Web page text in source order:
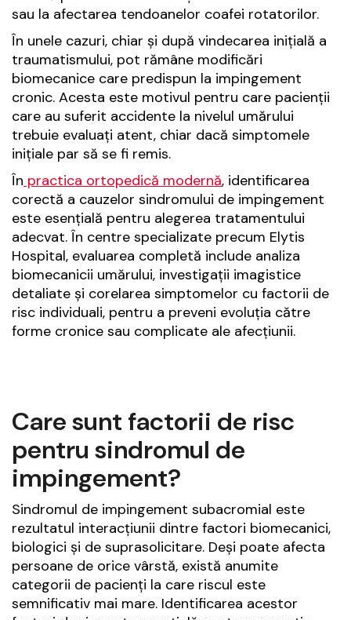
sau la afectarea tendoanelor coafei rotatorilor.
În unele cazuri, chiar și după vindecarea inițială a
traumatismului, pot rămâne modificări
biomecanice care predispun la impingement
cronic. Acesta este motivul pentru care pacienții
care au suferit accidente la nivelul umărului
trebuie evaluați atent, chiar dacă simptomele
inițiale par să se fi remis.
În practica ortopedică modernă, identificarea
corectă a cauzelor sindromului de impingement
este esențială pentru alegerea tratamentului
adecvat. În centre specializate precum Elytis
Hospital, evaluarea completă include analiza
biomecanicii umărului, investigații imagistice
detaliate și corelarea simptomelor cu factorii de
risc individuali, pentru a preveni evoluția către
forme cronice sau complicate ale afecțiunii.
Care sunt factorii de risc
pentru sindromul de
impingement?
Sindromul de impingement subacromial este
rezultatul interacțiunii dintre factori biomecanici,
biologici și de suprasolicitare. Deși poate afecta
persoane de orice vârstă, există anumite
categorii de pacienți la care riscul este
semnificativ mai mare. Identificarea acestor